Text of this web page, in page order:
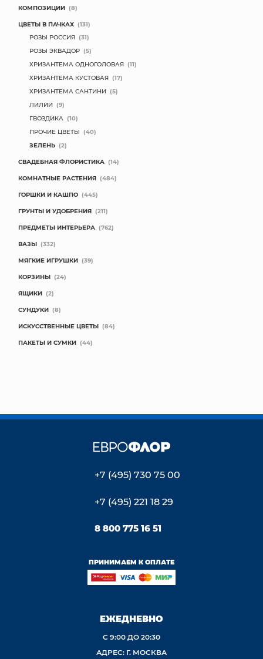
КОМПОЗИЦИИ (8)
ЦВЕТЫ В ПАЧКАХ (131)
РОЗЫ РОССИЯ (31)
РОЗЫ ЭКВАДОР (5)
ХРИЗАНТЕМА ОДНОГОЛОВАЯ (11)
ХРИЗАНТЕМА КУСТОВАЯ (17)
ХРИЗАНТЕМА САНТИНИ (5)
ЛИЛИИ (9)
ГВОЗДИКА (10)
ПРОЧИЕ ЦВЕТЫ (40)
ЗЕЛЕНЬ (2)
СВАДЕБНАЯ ФЛОРИСТИКА (14)
КОМНАТНЫЕ РАСТЕНИЯ (484)
ГОРШКИ И КАШПО (445)
ГРУНТЫ И УДОБРЕНИЯ (211)
ПРЕДМЕТЫ ИНТЕРЬЕРА (762)
ВАЗЫ (332)
МЯГКИЕ ИГРУШКИ (39)
КОРЗИНЫ (24)
ЯЩИКИ (2)
СУНДУКИ (8)
ИСКУССТВЕННЫЕ ЦВЕТЫ (84)
ПАКЕТЫ И СУМКИ (44)
+7 (495) 730 75 00
+7 (495) 221 18 29
8 800 775 16 51
ПРИНИМАЕМ К ОПЛАТЕ
ЕЖЕДНЕВНО
С 9:00 ДО 20:30
АДРЕС: Г. МОСКВА